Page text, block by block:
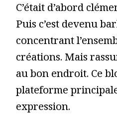
C’était d’abord
Puis c’est devenu
concentrant
créations. Mais
au bon endroit. Ce
plateforme
expression.